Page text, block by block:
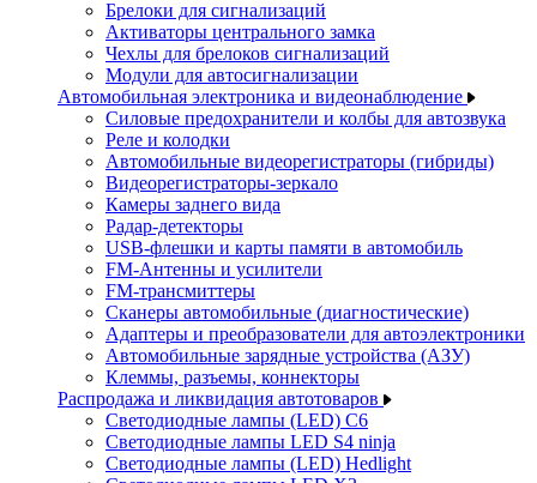
Брелоки для сигнализаций
Активаторы центрального замка
Чехлы для брелоков сигнализаций
Модули для автосигнализации
Автомобильная электроника и видеонаблюдение
Силовые предохранители и колбы для автозвука
Реле и колодки
Автомобильные видеорегистраторы (гибриды)
Видеорегистраторы-зеркало
Камеры заднего вида
Радар-детекторы
USB-флешки и карты памяти в автомобиль
FM-Антенны и усилители
FM-трансмиттеры
Сканеры автомобильные (диагностические)
Адаптеры и преобразователи для автоэлектроники
Автомобильные зарядные устройства (АЗУ)
Клеммы, разъемы, коннекторы
Распродажа и ликвидация автотоваров
Светодиодные лампы (LED) C6
Светодиодные лампы LED S4 ninja
Светодиодные лампы (LED) Hedlight